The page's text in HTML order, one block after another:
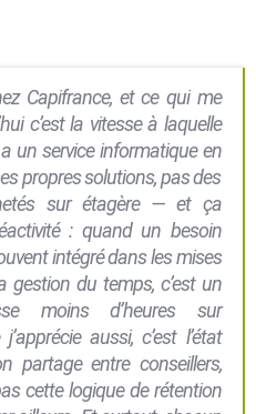
Capifrance, et ce qui me
c’est la vitesse à laquelle
un service informatique en
propres solutions, pas des
sur étagère — et ça
: quand un besoin
intégré dans les mises
gestion du temps, c’est un
moins d’heures sur
aussi, c’est l’état
partage entre conseillers,
cette logique de rétention